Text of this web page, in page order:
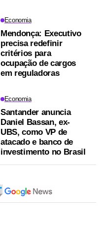
Economia
Mendonça: Executivo
precisa redefinir
critérios para
ocupação de cargos
em reguladoras
Economia
Santander anuncia
Daniel Bassan, ex-
UBS, como VP de
atacado e banco de
investimento no Brasil